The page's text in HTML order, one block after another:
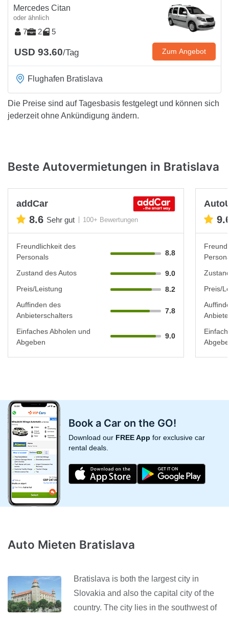
Mercedes Citan
oder ähnlich
7 2 5
USD 93.60/Tag Zum Angebot
Flughafen Bratislava
Die Preise sind auf Tagesbasis festgelegt und können sich
jederzeit ohne Ankündigung ändern.
Beste Autovermietungen in Bratislava
addCar
8.6 Sehr gut 100+ Bewertungen
Freundlichkeit des
Personals
8.8
Zustand des Autos
9.0
Preis/Leistung
8.2
Auffinden des
Anbieterschalters
7.8
Einfaches Abholen und
Abgeben
9.0
Preis/
Book a Car on the GO!
Download our FREE App for exclusive car
rental deals.
Auto Mieten Bratislava
Bratislava is both the largest city in
Slovakia and also the capital city of the
country. The city lies in the southwest of